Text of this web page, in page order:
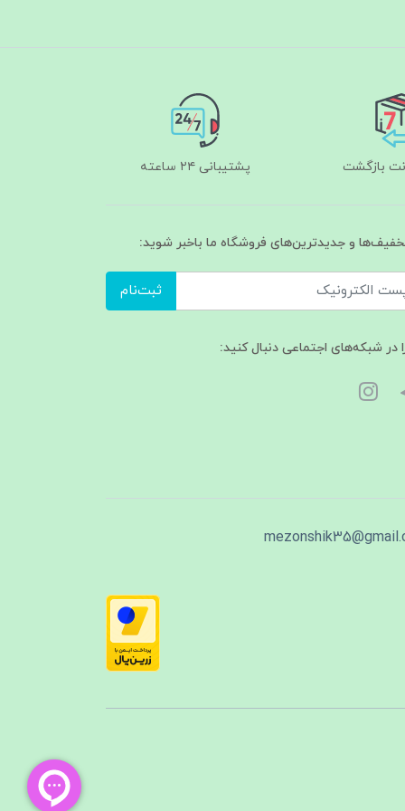
پشتیبانی ۲۴ ساعته
و جدیدترین‌های فروشگاه ما باخبر شوید:
ثبت‌نام
در شبکه‌های اجتماعی دنبال کنید: